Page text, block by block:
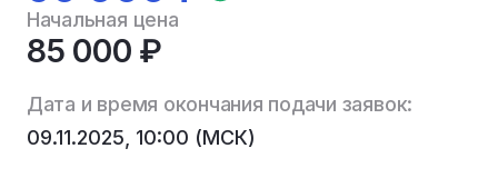
Начальная цена
85 000 ₽
Дата и время окончания подачи заявок:
09.11.2025, 10:00 (МСК)